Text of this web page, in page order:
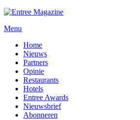
Menu
Home
Nieuws
Partners
Opinie
Restaurants
Hotels
Entree Awards
Nieuwsbrief
Abonneren